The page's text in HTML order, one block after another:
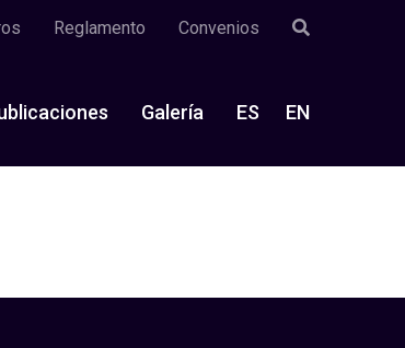
Reglamento Convenios
Galería ES EN